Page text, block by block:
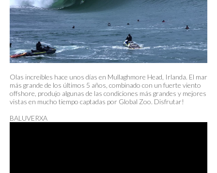
Olas increíbles hace unos días en Mullaghmore Head, Irlanda. El mar
más grande de los últimos 5 años, combinado con un fuerte viento
offshore, produjo algunas de las condiciones más grandes y mejores
vistas en mucho tiempo captadas por Global Zoo. Disfrutar!
BALUVERXA